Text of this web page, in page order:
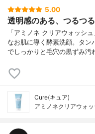
5.00
透明感のある、つるつ
「アミノネ クリアウォッシ
なお肌に導く酵素洗顔。タン
でしっかりと毛穴の黒ずみ汚
Cure(キュア)
アミノネクリアウォッ